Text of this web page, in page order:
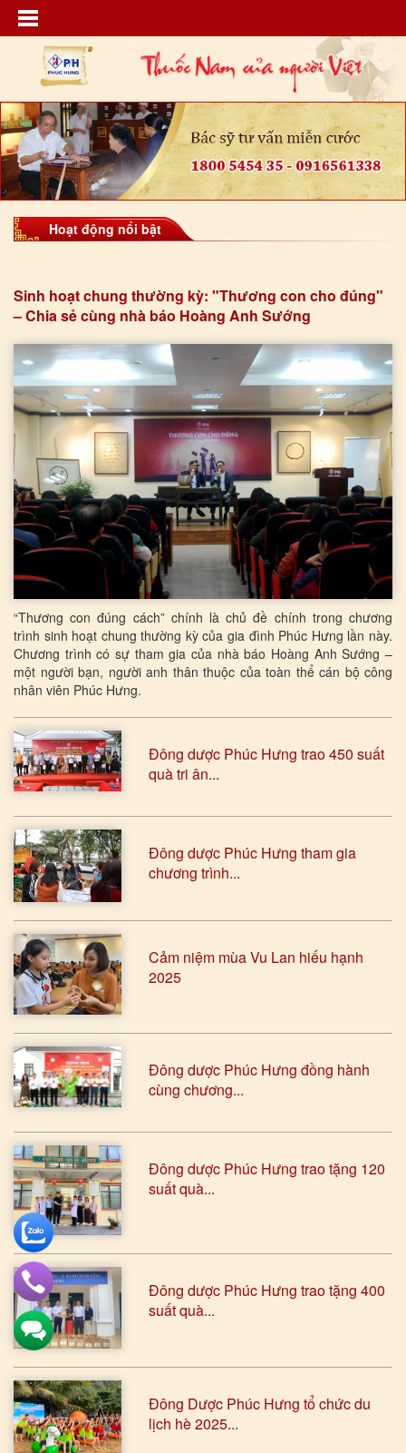
Hoạt động nổi bật
Sinh hoạt chung thường kỳ: "Thương con cho đúng"
– Chia sẻ cùng nhà báo Hoàng Anh Sướng
“Thương con đúng cách” chính là chủ đề chính trong chương
trình sinh hoạt chung thường kỳ của gia đình Phúc Hưng lần này.
Chương trình có sự tham gia của nhà báo Hoàng Anh Sướng –
một người bạn, người anh thân thuộc của toàn thể cán bộ công
nhân viên Phúc Hưng.
Đông dược Phúc Hưng trao 450 suất
quà tri ân...
Đông dược Phúc Hưng tham gia
chương trình...
Cảm niệm mùa Vu Lan hiếu hạnh
2025
Đông dược Phúc Hưng đồng hành
cùng chương...
Đông dược Phúc Hưng trao tặng 120
suất quà...
Đông dược Phúc Hưng trao tặng 400
suất quà...
Đông Dược Phúc Hưng tổ chức du
lịch hè 2025...